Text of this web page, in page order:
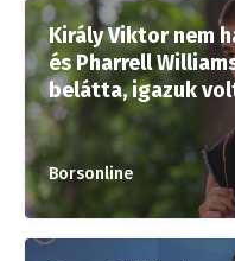
Király Viktor nem
és Pharrell
belátta, igazuk
Borsonline